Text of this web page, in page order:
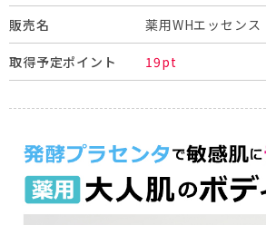
販売名
薬用WHエッセンス
取得予定ポイント 19pt